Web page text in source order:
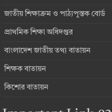
জাতীয় শিক্ষাক্রম ও পাঠ্যপুস্তক বোর্ড
প্রাথমিক শিক্ষা অধিদপ্তর
বাংলাদেশ জাতীয় তথ্য বাতায়ন
শিক্ষক বাতায়ন
কিশোর বাতায়ন